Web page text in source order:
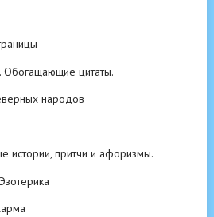
цитаты.
народов
истории, притчи и афоризмы.